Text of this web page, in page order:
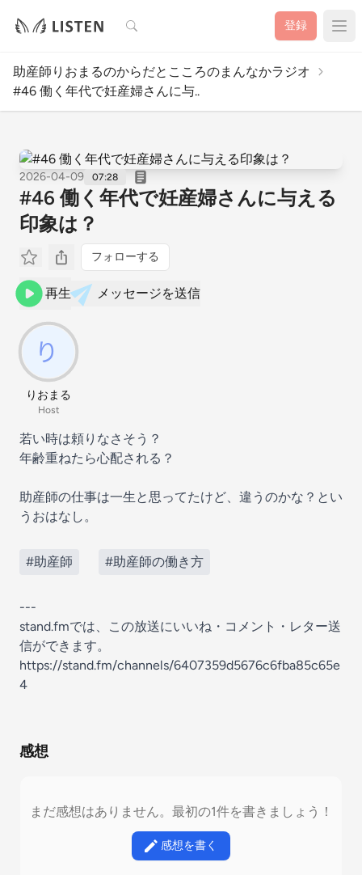
検索 登録
助産師りおまるのからだとこころのまんなかラジオ
#46 働く年代で妊産婦さんに与..
2026-04-09 07:28
#46 働く年代で妊産婦さんに与える
印象は？
フォローする
再生 メッセージを送信
りおまる
Host
若い時は頼りなさそう？
年齢重ねたら心配される？
助産師の仕事は一生と思ってたけど、違うのかな？とい
うおはなし。
#助産師 #助産師の働き方
---
stand.fmでは、この放送にいいね・コメント・レター送
信ができます。
https://stand.fm/channels/6407359d5676c6fba85c65e
4
感想
まだ感想はありません。最初の1件を書きましょう！
感想を書く